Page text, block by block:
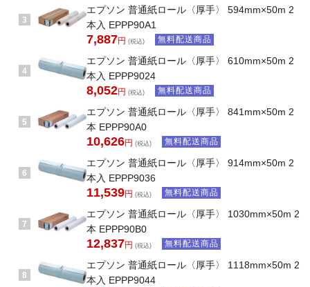
3
エプソン 普通紙ロール〈厚手〉 594mm×50m 2
本入 EPPP90A1
7,887円 (税込) 無料配送商品
4
エプソン 普通紙ロール〈厚手〉 610mm×50m 2
本入 EPPP9024
8,052円 (税込) 無料配送商品
5
エプソン 普通紙ロール〈厚手〉 841mm×50m 2
本 EPPP90A0
10,626円 (税込) 無料配送商品
6
エプソン 普通紙ロール〈厚手〉 914mm×50m 2
本入 EPPP9036
11,539円 (税込) 無料配送商品
7
エプソン 普通紙ロール〈厚手〉 1030mm×50m 2
本 EPPP90B0
12,837円 (税込) 無料配送商品
8
エプソン 普通紙ロール〈厚手〉 1118mm×50m 2
本入 EPPP9044